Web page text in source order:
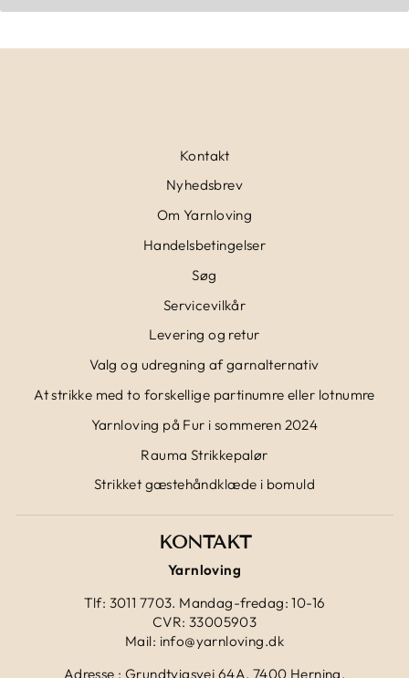
Kontakt
Nyhedsbrev
Om Yarnloving
Handelsbetingelser
Søg
Servicevilkår
Levering og retur
Valg og udregning af garnalternativ
At strikke med to forskellige partinumre eller lotnumre
Yarnloving på Fur i sommeren 2024
Rauma Strikkepalør
Strikket gæstehåndklæde i bomuld
KONTAKT
Yarnloving
Tlf: 3011 7703. Mandag-fredag: 10-16
CVR: 33005903
Mail: info@yarnloving.dk
Adresse : Grundtvigsvej 64A, 7400 Herning.